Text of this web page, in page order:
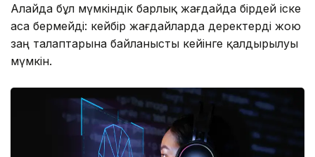
Алайда бұл мүмкіндік барлық жағдайда бірдей іске
аса бермейді: кейбір жағдайларда деректерді жою
заң талаптарына байланысты кейінге қалдырылуы
мүмкін.